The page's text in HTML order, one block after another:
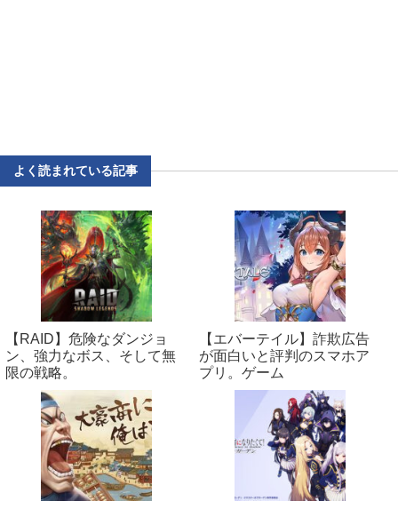
よく読まれている記事
【RAID】危険なダンジョ
ン、強力なボス、そして無
限の戦略。
【エバーテイル】詐欺広告
が面白いと評判のスマホア
プリ。ゲーム